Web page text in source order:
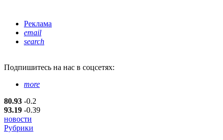
Реклама
email
search
Подпишитесь на нас в соцсетях:
more
80.93 -0.2
93.19 -0.39
новости
Рубрики